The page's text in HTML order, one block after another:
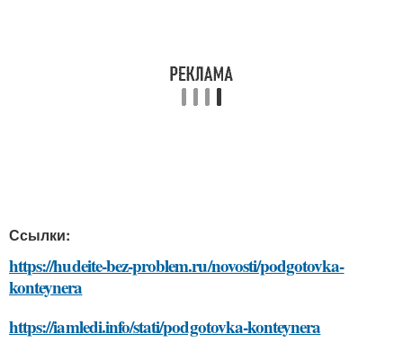
Ссылки:
https://hudeite-bez-problem.ru/novosti/podgotovka-
konteynera
https://iamledi.info/stati/podgotovka-konteynera